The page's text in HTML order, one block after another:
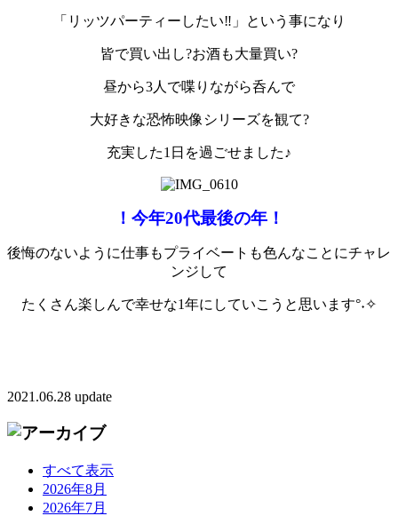
「リッツパーティーしたい‼」という事になり
皆で買い出し?お酒も大量買い?
昼から3人で喋りながら呑んで
大好きな恐怖映像シリーズを観て?
充実した1日を過ごせました♪
！今年20代最後の年！
後悔のないように仕事もプライベートも色んなことにチャレ
ンジして
たくさん楽しんで幸せな1年にしていこうと思います°˖✧
2021.06.28 update
すべて表示
2026年8月
2026年7月